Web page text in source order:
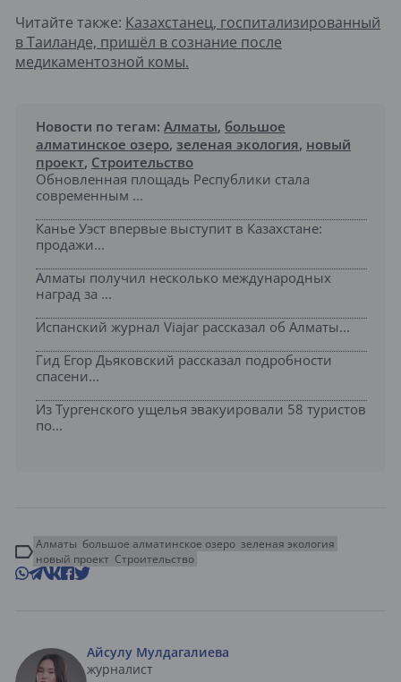
Читайте также: Казахстанец, госпитализированный
в Таиланде, пришёл в сознание после
медикаментозной комы.
Новости по тегам: Алматы, большое
алматинское озеро, зеленая экология, новый
проект, Строительство
Обновленная площадь Республики стала
современным ...
Канье Уэст впервые выступит в Казахстане:
продажи...
Алматы получил несколько международных
наград за ...
Испанский журнал Viajar рассказал об Алматы...
Гид Егор Дьяковский рассказал подробности
спасени...
Из Тургенского ущелья эвакуировали 58 туристов
по...
Алматы большое алматинское озеро зеленая экология
новый проект Строительство
Айсулу Мулдагалиева
журналист